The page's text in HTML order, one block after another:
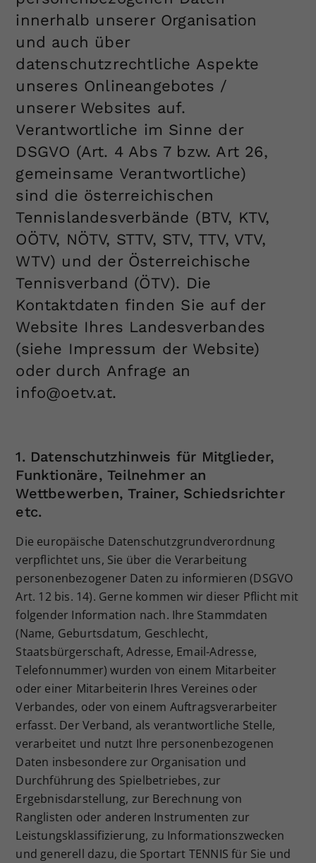
innerhalb unserer Organisation
und auch über
datenschutzrechtliche Aspekte
unseres Onlineangebotes /
unserer Websites auf.
Verantwortliche im Sinne der
DSGVO (Art. 4 Abs 7 bzw. Art 26,
gemeinsame Verantwortliche)
sind die österreichischen
Tennislandesverbände (BTV, KTV,
OÖTV, NÖTV, STTV, STV, TTV, VTV,
WTV) und der Österreichische
Tennisverband (ÖTV). Die
Kontaktdaten finden Sie auf der
Website Ihres Landesverbandes
(siehe Impressum der Website)
oder durch Anfrage an
info@oetv.at.
1. Datenschutzhinweis für Mitglieder,
Funktionäre, Teilnehmer an
Wettbewerben, Trainer, Schiedsrichter
etc.
Die europäische Datenschutzgrundverordnung
verpflichtet uns, Sie über die Verarbeitung
personenbezogener Daten zu informieren (DSGVO
Art. 12 bis. 14). Gerne kommen wir dieser Pflicht mit
folgender Information nach. Ihre Stammdaten
(Name, Geburtsdatum, Geschlecht,
Staatsbürgerschaft, Adresse, Email-Adresse,
Telefonnummer) wurden von einem Mitarbeiter
oder einer Mitarbeiterin Ihres Vereines oder
Verbandes, oder von einem Auftragsverarbeiter
erfasst. Der Verband, als verantwortliche Stelle,
verarbeitet und nutzt Ihre personenbezogenen
Daten insbesondere zur Organisation und
Durchführung des Spielbetriebes, zur
Ergebnisdarstellung, zur Berechnung von
Ranglisten oder anderen Instrumenten zur
Leistungsklassifizierung, zu Informationszwecken
und generell dazu, die Sportart TENNIS für Sie und
Zweck
Dieser Wert speichert Ihre Consent-
Einstellungen. Unter anderem eine
zufällig generierte ID, für die
historische Speicherung Ihrer
vorgenommen Einstellungen, falls der
Webseiten-Betreiber dies eingestellt
hat.